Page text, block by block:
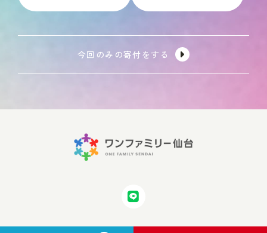
今回のみの寄付をする